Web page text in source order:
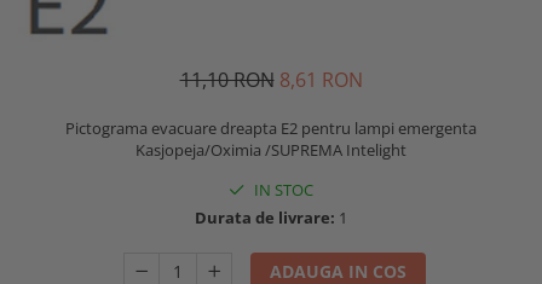
11,10 RON 8,61 RON
Pictograma evacuare dreapta E2 pentru lampi emergenta
Kasjopeja/Oximia /SUPREMA Intelight
IN STOC
Durata de livrare: 1
ADAUGA IN COS